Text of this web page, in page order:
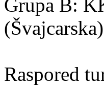
Grupa B:
(Švajcarska)
Raspored